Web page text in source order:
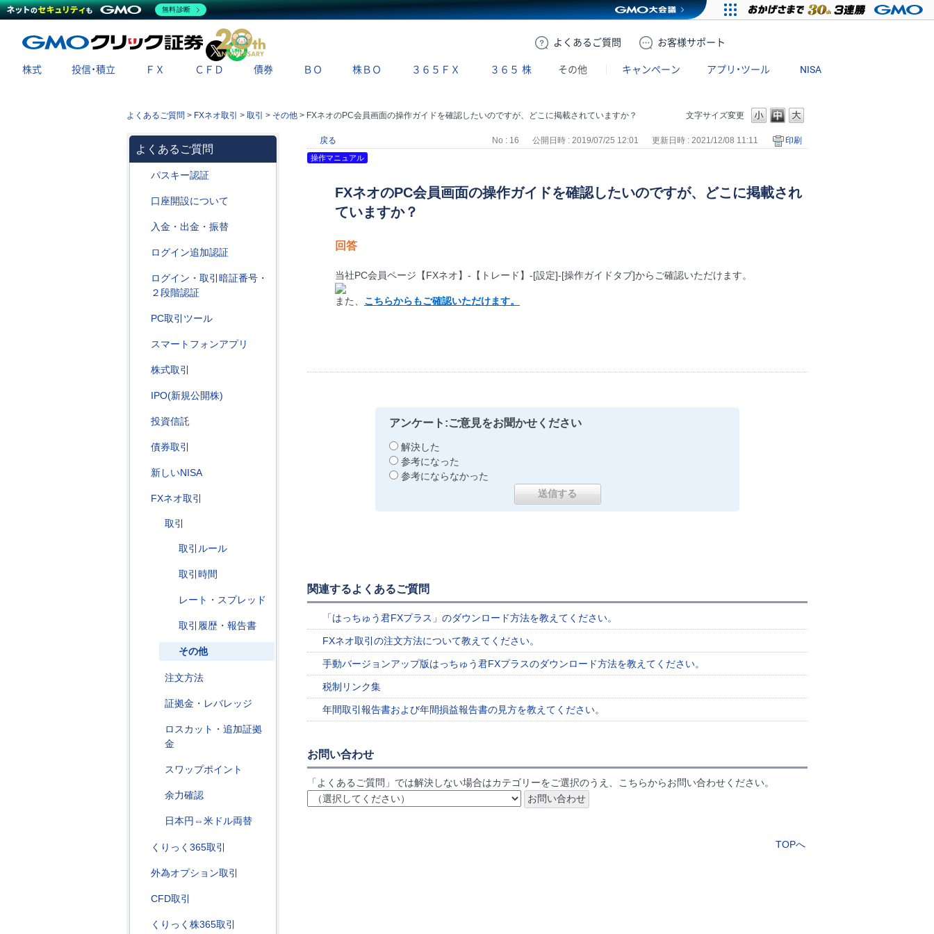
よくある ご質問 お客様サポート
X
株式 投信・積立 ＦＸ ＣＦＤ 債券 ＢＯ 株ＢＯ ３６５ＦＸ ３６５ 株 その他 キャンペーン アプリ・ツール NISA
文字サイズ変更
よくあるご質問 > FXネオ取引 > 取引 > その他 > FXネオのPC会員画面の操作ガイドを確認したいのですが、どこに掲載されていますか？
よくあるご質問
パスキー認証
口座開設について
入金・出金・振替
ログイン追加認証
ログイン・取引暗証番号・
２段階認証
PC取引ツール
スマートフォンアプリ
株式取引
IPO(新規公開株)
投資信託
債券取引
新しいNISA
FXネオ取引
取引
取引ルール
取引時間
レート・スプレッド
取引履歴・報告書
その他
注文方法
証拠金・レバレッジ
ロスカット・追加証拠
金
スワップポイント
余力確認
日本円⇔米ドル両替
くりっく365取引
外為オプション取引
CFD取引
くりっく株365取引
戻る No : 16 公開日時 : 2019/07/25 12:01 更新日時 : 2021/12/08 11:11 印刷
操作マニュアル
FXネオのPC会員画面の操作ガイドを確認したいのですが、どこに掲載され
ていますか？
回答
当社PC会員ページ【FXネオ】-【トレード】-[設定]-[操作ガイドタブ]からご確認いただけます。
また、 こちらからもご確認いただけます。
アンケート:ご意見をお聞かせください
解決した
参考になった
参考にならなかった
関連するよくあるご質問
「はっちゅう君FXプラス」のダウンロード方法を教えてください。
FXネオ取引の注文方法について教えてください。
手動バージョンアップ版はっちゅう君FXプラスのダウンロード方法を教えてください。
税制リンク集
年間取引報告書および年間損益報告書の見方を教えてください。
お問い合わせ
「よくあるご質問」では解決しない場合はカテゴリーをご選択のうえ、こちらからお問い合わせください。
TOPへ
無料診断